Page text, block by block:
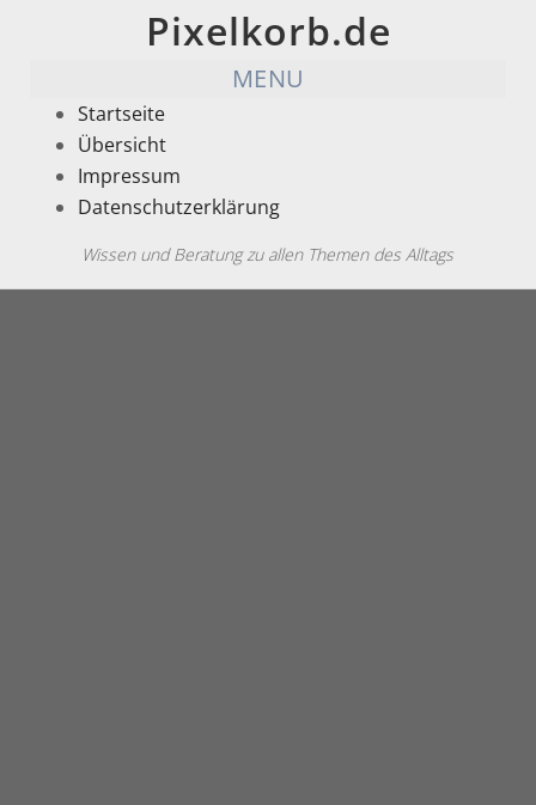
Pixelkorb.de
MENU
Startseite
Übersicht
Impressum
Datenschutzerklärung
Wissen und Beratung zu allen Themen des Alltags